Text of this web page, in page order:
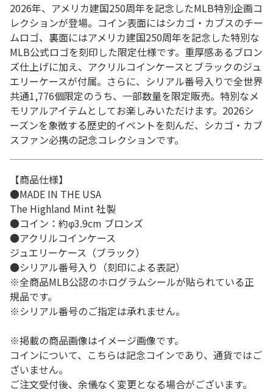
2026年、アメリカ建国250周年を記念したMLB特別企画コ
レクションが登場。コイン表面にはシカゴ・カブスのチー
ムロゴ、裏面にはアメリカ建国250周年を記念した特別な
MLB公式ロゴを刻印した限定仕様です。重厚感あるブロン
ズ仕上げに加え、アクリルコインケースとブラックのジュ
エリーケースが付属。さらに、シリアル番号入りで全世界
共通1,776個限定のうち、一部数量を限定販売。特別なメ
モリアルアイテムとしてお楽しみいただけます。2026シ
ーズンを象徴する歴史的イベントを刻んだ、シカゴ・カブ
スファン必携の記念コレクションです。
【商品仕様】
●MADE IN THE USA
The Highland Mint 社製
●コイン：約φ3.9cm ブロンズ
●アクリルコインケース
ジュエリーケース（ブラック）
●シリアル番号入り（刻印による表記）
※全商品MLB公認のホログラムシールが貼られている正
規品です。
※シリアル番号のご指定は承れません。
※掲載の商品画像はイメージ画像です。
コインについて、こちらは記念コインであり、通貨ではご
ざいません。
ご注文受付後、余儀なく変更となる場合がございます。